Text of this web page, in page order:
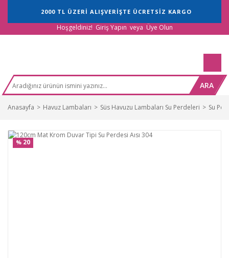
2000 TL ÜZERİ ALIŞVERİŞTE ÜCRETSİZ KARGO
Hoşgeldiniz! Giriş Yapın veya Üye Olun
ARA
Anasayfa Havuz Lambaları Süs Havuzu Lambaları Su Perdeleri Su
% 20